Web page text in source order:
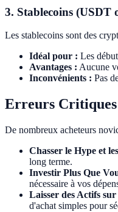
3. Stablecoins
Les stablecoins sont des
Idéal pour : Les
Avantages : Aucune
Inconvénients : Pas
Erreurs
De nombreux acheteurs
Chasser le Hype et
long terme.
Investir Plus Que
nécessaire à vos
Laisser des Actifs
d'achat simples pour